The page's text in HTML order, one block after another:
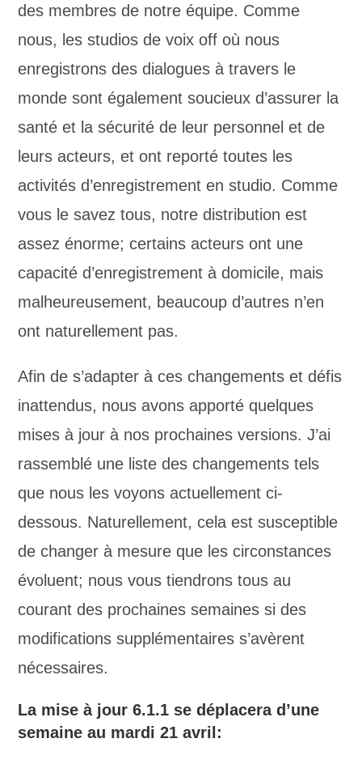
des membres de notre équipe. Comme
nous, les studios de voix off où nous
enregistrons des dialogues à travers le
monde sont également soucieux d’assurer la
santé et la sécurité de leur personnel et de
leurs acteurs, et ont reporté toutes les
activités d’enregistrement en studio. Comme
vous le savez tous, notre distribution est
assez énorme; certains acteurs ont une
capacité d’enregistrement à domicile, mais
malheureusement, beaucoup d’autres n’en
ont naturellement pas.
Afin de s’adapter à ces changements et défis
inattendus, nous avons apporté quelques
mises à jour à nos prochaines versions. J’ai
rassemblé une liste des changements tels
que nous les voyons actuellement ci-
dessous. Naturellement, cela est susceptible
de changer à mesure que les circonstances
évoluent; nous vous tiendrons tous au
courant des prochaines semaines si des
modifications supplémentaires s’avèrent
nécessaires.
La mise à jour 6.1.1 se déplacera d’une
semaine au mardi 21 avril: